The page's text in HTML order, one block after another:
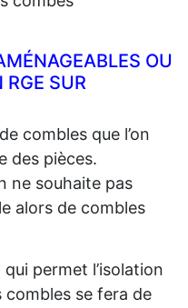
OU
RGE SUR
combles que l’on
des pièces.
ne souhaite pas
alors de combles
qui permet l’isolation
combles se fera de